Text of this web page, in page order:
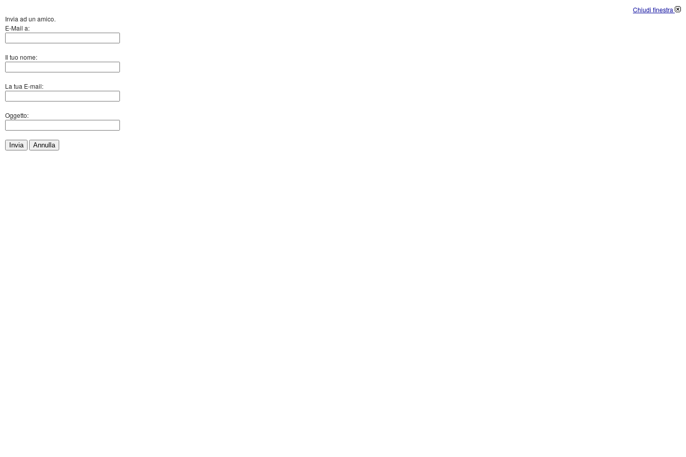
Chiudi finestra
Invia ad un amico.
E-Mail a:
Il tuo nome:
La tua E-mail:
Oggetto:
Invia Annulla